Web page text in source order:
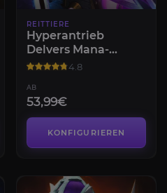
REITTIERE
Hyperantrieb
Delvers Mana-
Skimmer-Schema
4.8
AB
53,99€
KONFIGURIEREN